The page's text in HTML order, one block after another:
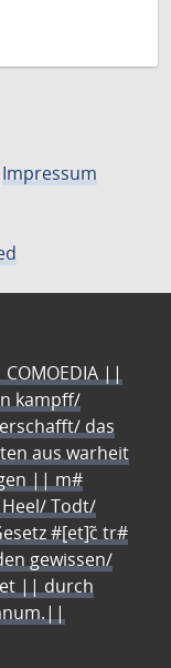
Impressum
||
kampff/
das
aus warheit
|| m#
Todt/
#[et]c̃ tr#
gewissen/
|| durch